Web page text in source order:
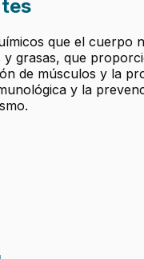
que el
grasas, que
de músculos y la
y la